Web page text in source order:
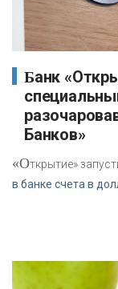
Банк «Открытие» предлагает
Банков»
«Открытие»
в банке счета в